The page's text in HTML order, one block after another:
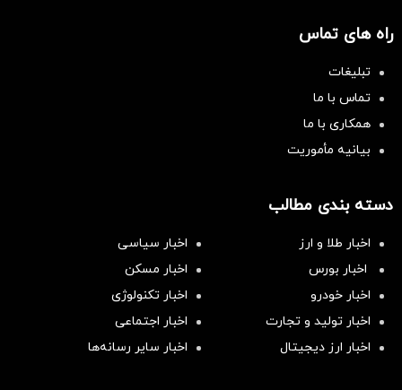
راه های تماس
تبلیغات
تماس با ما
همکاری با ما
بیانیه مأموریت
دسته بندی مطالب
اخبار طلا و ارز
اخبار سیاسی
اخبار بورس
اخبار مسکن
اخبار خودرو
اخبار تکنولوژی
اخبار تولید و تجارت
اخبار اجتماعی
اخبار ارز دیجیتال
اخبار سایر رسانه‌‌ها